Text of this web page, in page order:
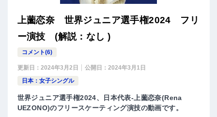
上薗恋奈 世界ジュニア選手権2024 フリ
ー演技 (解説：なし )
コメント(6)
更新日： 2024年3月2日 公開日： 2024年3月1日
日本：女子シングル
世界ジュニア選手権2024、日本代表-上薗恋奈(Rena
UEZONO)のフリースケーティング演技の動画です。